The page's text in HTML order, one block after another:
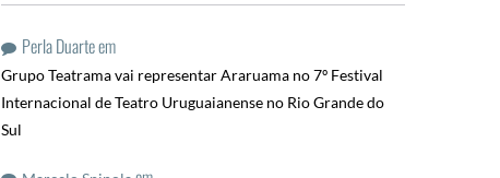
Perla Duarteem
Grupo Teatrama vai representar Araruama no 7º Festival
Internacional de Teatro Uruguaianense no Rio Grande do
Sul